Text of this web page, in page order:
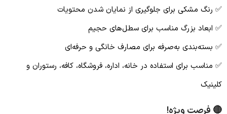
✅ رنگ مشکی برای جلوگیری از نمایان شدن محتویات
✅ ابعاد بزرگ مناسب برای سطل‌های حجیم
✅ بسته‌بندی به‌صرفه برای مصارف خانگی و حرفه‌ای
✅ مناسب برای استفاده در خانه، اداره، فروشگاه، کافه، رستوران و
کلینیک
🔴 فرصت ویژه!